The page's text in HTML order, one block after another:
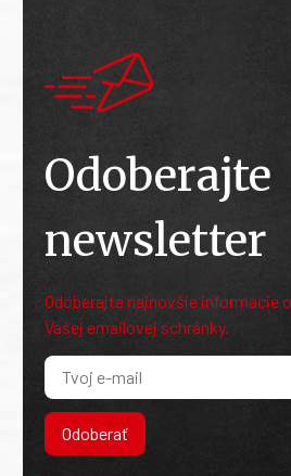
Odoberajte
newsletter
Odoberajte najnovšie informácie
Vašej emailovej schránky.
Odoberať